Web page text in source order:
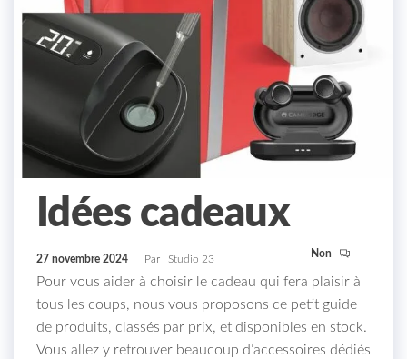
Idées cadeaux
27 novembre 2024 Par Studio 23 Non
Pour vous aider à choisir le cadeau qui fera plaisir à
tous les coups, nous vous proposons ce petit guide
de produits, classés par prix, et disponibles en stock.
Vous allez y retrouver beaucoup d’accessoires dédiés